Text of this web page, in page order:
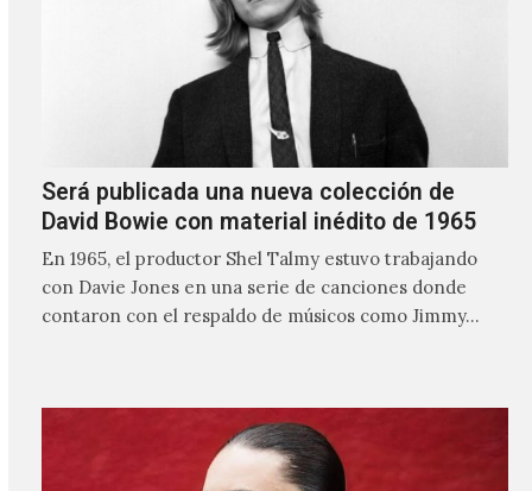
Será publicada una nueva colección de
David Bowie con material inédito de 1965
En 1965, el productor Shel Talmy estuvo trabajando
con Davie Jones en una serie de canciones donde
contaron con el respaldo de músicos como Jimmy…